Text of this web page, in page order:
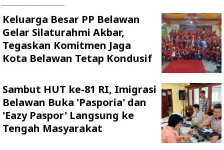
Keluarga Besar PP Belawan
Gelar Silaturahmi Akbar,
Tegaskan Komitmen Jaga
Kota Belawan Tetap Kondusif
Sambut HUT ke-81 RI, Imigrasi
Belawan Buka 'Pasporia' dan
'Eazy Paspor' Langsung ke
Tengah Masyarakat